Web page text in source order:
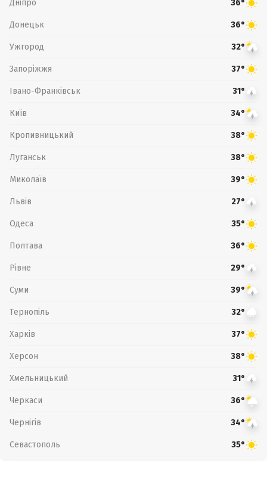
Дніпро 36°
Донецьк 36°
Ужгород 32°
Запоріжжя 37°
Івано-Франківськ 31°
Київ 34°
Кропивницький 38°
Луганськ 38°
Миколаїв 39°
Львів 27°
Одеса 35°
Полтава 36°
Рівне 29°
Суми 39°
Тернопіль 32°
Харків 37°
Херсон 38°
Хмельницький 31°
Черкаси 36°
Чернігів 34°
Севастополь 35°